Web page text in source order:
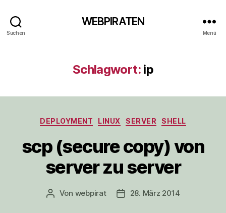
Suchen
WEBPIRATEN
Menü
Schlagwort: ip
Kategorien
DEPLOYMENT LINUX SERVER SHELL
scp (secure copy) von
server zu server
Beitragsautor
Von webpirat Veröffentlichungsdatum
28. März 2014